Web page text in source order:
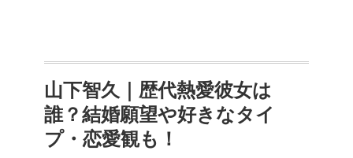
山下智久｜歴代熱愛彼女は
誰？結婚願望や好きなタイ
プ・恋愛観も！